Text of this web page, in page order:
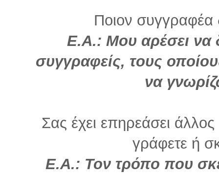
Ποιον συγγραφέα
Ε.Α.: Μου αρέσει να
συγγραφείς, τους
να
Σας έχει επηρεάσει
γράφετε ή
Ε.Α.: Τον τρόπο που